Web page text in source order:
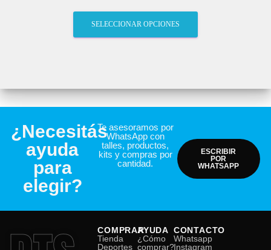
SELECCIONAR OPCIONES
¿Necesitás
ayuda
para
elegir?
Te asesoramos por
WhatsApp con
talles, productos,
kits y compras por
cantidad.
ESCRIBIR
POR
WHATSAPP
COMPRAR
Tienda
Deportes
AYUDA
¿Cómo
comprar?
CONTACTO
Whatsapp
Instagram